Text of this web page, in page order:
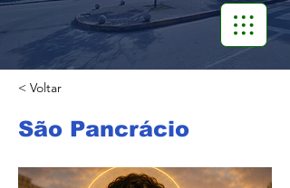
< Voltar
São Pancrácio